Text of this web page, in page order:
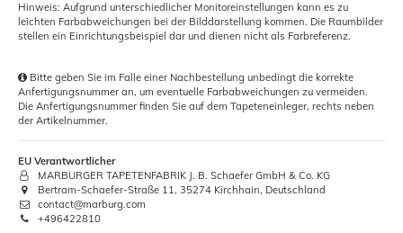
Hinweis: Aufgrund unterschiedlicher Monitoreinstellungen kann es zu
leichten Farbabweichungen bei der Bilddarstellung kommen. Die Raumbilder
stellen ein Einrichtungsbeispiel dar und dienen nicht als Farbreferenz.
Bitte geben Sie im Falle einer Nachbestellung unbedingt die korrekte
Anfertigungsnummer an, um eventuelle Farbabweichungen zu vermeiden.
Die Anfertigungsnummer finden Sie auf dem Tapeteneinleger, rechts neben
der Artikelnummer.
EU Verantwortlicher
MARBURGER TAPETENFABRIK J. B. Schaefer GmbH & Co. KG
Bertram-Schaefer-Straße 11, 35274 Kirchhain, Deutschland
contact@marburg.com
+496422810